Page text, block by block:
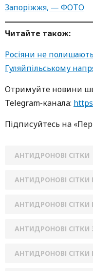
Запоріжжя, — ФОТО
Читайте також:
Росіяни не
Гуляйпільському
Oтримуйте нoвини
Telegram-кaнaлa:
Підписуйтесь нa
АНТИДРОНОВІ СІТКИ
АНТИДРОНОВІ СІТКИ
АНТИДРОНОВІ СІТКИ
АНТИДРОНОВІ
АНТИДРОНОВІ СІТКИ